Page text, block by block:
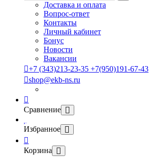
Доставка и оплата
Вопрос-ответ
Контакты
Личный кабинет
Бонус
Новости
Вакансии
+7 (343)213-23-35 +7(950)191-67-43
shop@ekb-ns.ru
Сравнение
Избранное
Корзина